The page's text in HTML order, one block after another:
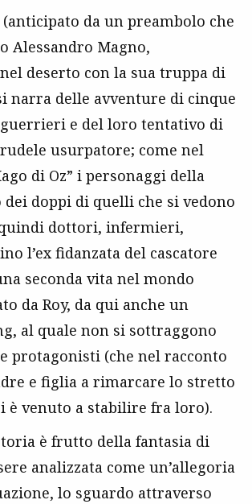
da un preambolo che
Alessandro Magno,
deserto con la sua truppa di
narra delle avventure di cinque
e del loro tentativo di
usurpatore; come nel
di Oz” i personaggi della
dei doppi di quelli che si vedono
dottori, infermieri,
l’ex fidanzata del cascatore
seconda vita nel mondo
da Roy, da qui anche un
al quale non si sottraggono
protagonisti (che nel racconto
e figlia a rimarcare lo stretto
è venuto a stabilire fra loro).
è frutto della fantasia di
analizzata come un’allegoria
lo sguardo attraverso